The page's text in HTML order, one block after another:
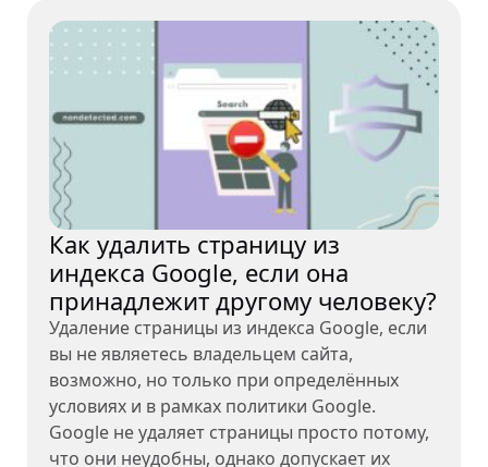
Как удалить страницу из
индекса Google, если она
принадлежит другому человеку?
Удаление страницы из индекса Google, если
вы не являетесь владельцем сайта,
возможно, но только при определённых
условиях и в рамках политики Google.
Google не удаляет страницы просто потому,
что они неудобны, однако допускает их